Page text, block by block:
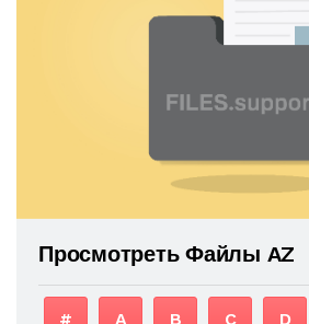
Просмотреть Файлы AZ
# A B C D